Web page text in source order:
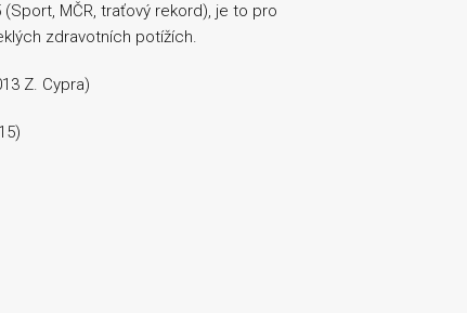
MČR, traťový rekord), je to pro
zdravotních potížích.
Z. Cypra)